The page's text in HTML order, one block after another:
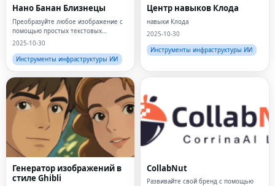
Нано Банан Близнецы
Преобразуйте любое изображение с
помощью простых текстовых
подсказок
2025-10-30
Инструменты инфраструктуры ИИ
Центр навыков Клода
навыки Клода
2025-10-30
Инструменты инфраструктуры ИИ
Генератор изображений в
стиле Ghibli
CollabNut
Развивайте свой бренд с помощью